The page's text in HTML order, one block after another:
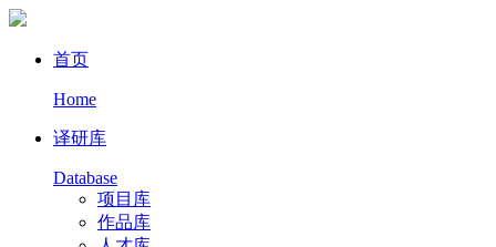
首页
Home
译研库
Database
项目库
作品库